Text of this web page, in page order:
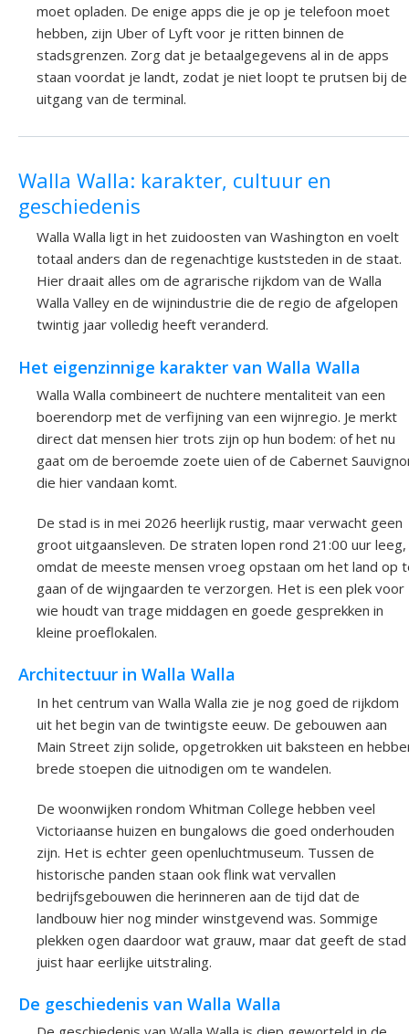
moet opladen. De enige apps die je op je telefoon moet
hebben, zijn Uber of Lyft voor je ritten binnen de
stadsgrenzen. Zorg dat je betaalgegevens al in de apps
staan voordat je landt, zodat je niet loopt te prutsen bij de
uitgang van de terminal.
Walla Walla: karakter, cultuur en
geschiedenis
Walla Walla ligt in het zuidoosten van Washington en voelt
totaal anders dan de regenachtige kuststeden in de staat.
Hier draait alles om de agrarische rijkdom van de Walla
Walla Valley en de wijnindustrie die de regio de afgelopen
twintig jaar volledig heeft veranderd.
Het eigenzinnige karakter van Walla Walla
Walla Walla combineert de nuchtere mentaliteit van een
boerendorp met de verfijning van een wijnregio. Je merkt
direct dat mensen hier trots zijn op hun bodem: of het nu
gaat om de beroemde zoete uien of de Cabernet
die hier vandaan komt.
De stad is in mei 2026 heerlijk rustig, maar verwacht geen
groot uitgaansleven. De straten lopen rond 21:00 uur leeg,
omdat de meeste mensen vroeg opstaan om het land op
gaan of de wijngaarden te verzorgen. Het is een plek voor
wie houdt van trage middagen en goede gesprekken in
kleine proeflokalen.
Architectuur in Walla Walla
In het centrum van Walla Walla zie je nog goed de rijkdom
uit het begin van de twintigste eeuw. De gebouwen aan
Main Street zijn solide, opgetrokken uit baksteen en
brede stoepen die uitnodigen om te wandelen.
De woonwijken rondom Whitman College hebben veel
Victoriaanse huizen en bungalows die goed onderhouden
zijn. Het is echter geen openluchtmuseum. Tussen de
historische panden staan ook flink wat vervallen
bedrijfsgebouwen die herinneren aan de tijd dat de
landbouw hier nog minder winstgevend was. Sommige
plekken ogen daardoor wat grauw, maar dat geeft de stad
juist haar eerlijke uitstraling.
De geschiedenis van Walla Walla